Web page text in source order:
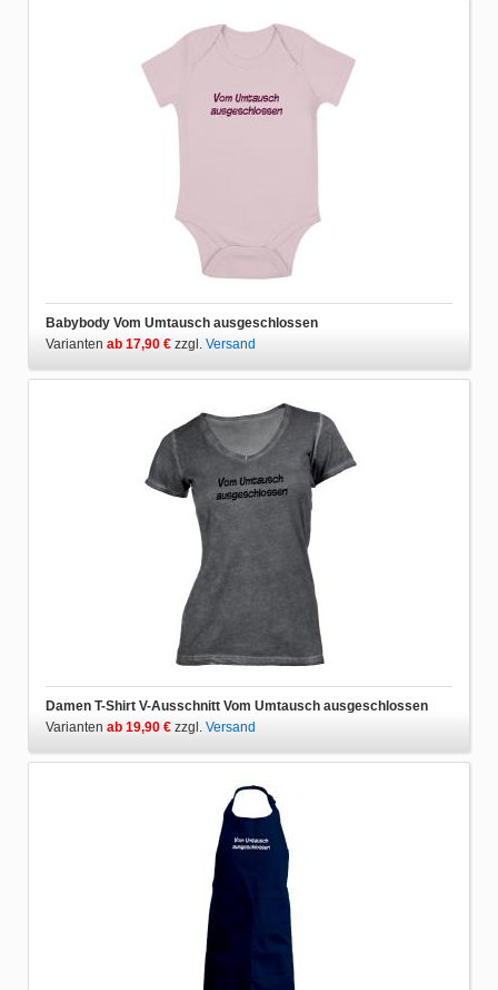
Babybody Vom Umtausch ausgeschlossen
Varianten ab 17,90 € zzgl. Versand
Damen T-Shirt V-Ausschnitt Vom Umtausch ausgeschlossen
Varianten ab 19,90 € zzgl. Versand